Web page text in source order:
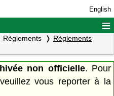
English
≡
Règlements
Règlements
non officielle. Pour
vous reporter à la